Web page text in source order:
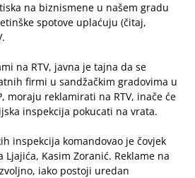
na biznismene u našem gradu
spotove uplaćuju (čitaj,
na RTV, javna je tajna da se
firmi u sandžačkim gradovima u
moraju reklamirati na RTV, inače će
inspekcija pokucati na vrata.
inspekcija komandovao je čovjek
Kasim Zoranić. Reklame na
iako postoji uredan